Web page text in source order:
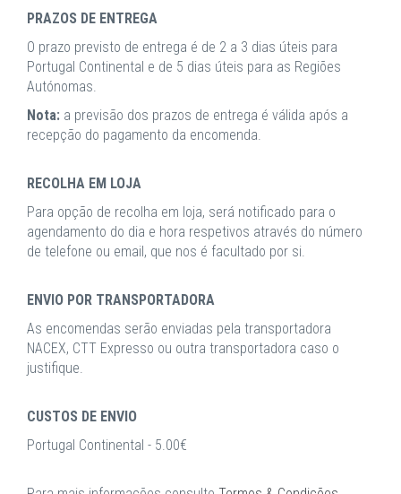
PRAZOS DE ENTREGA
O prazo previsto de entrega é de 2 a 3 dias úteis para
Portugal Continental e de 5 dias úteis para as Regiões
Autónomas.
Nota: a previsão dos prazos de entrega é válida após a
recepção do pagamento da encomenda.
RECOLHA EM LOJA
Para opção de recolha em loja, será notificado para o
agendamento do dia e hora respetivos através do número
de telefone ou email, que nos é facultado por si.
ENVIO POR TRANSPORTADORA
As encomendas serão enviadas pela transportadora
NACEX, CTT Expresso ou outra transportadora caso o
justifique.
CUSTOS DE ENVIO
Portugal Continental - 5.00€